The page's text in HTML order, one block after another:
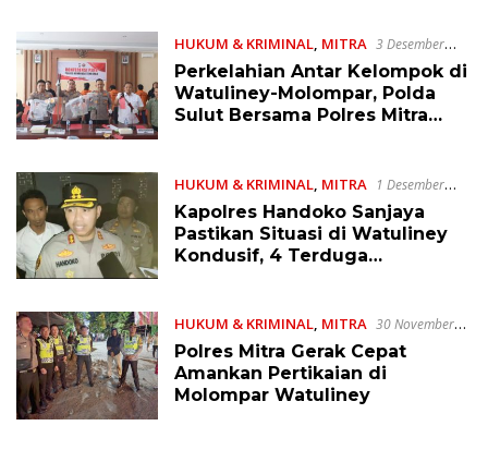
HUKUM & KRIMINAL, MITRA 3 Desember
2025
Perkelahian Antar Kelompok di
Watuliney-Molompar, Polda
Sulut Bersama Polres Mitra
HUKUM & KRIMINAL, MITRA
1 Desember
2025
Kapolres Handoko Sanjaya
Pastikan Situasi di Watuliney
Kondusif, 4 Terduga
HUKUM & KRIMINAL, MITRA 30 November
2025
Polres Mitra Gerak Cepat
Amankan Pertikaian di
Molompar Watuliney